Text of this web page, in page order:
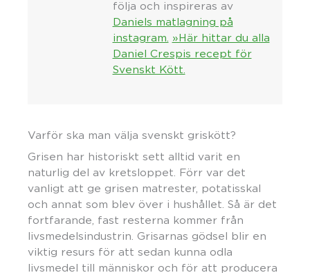
följa och inspireras av
Daniels matlagning på
instagram. »Här hittar du alla
Daniel Crespis recept för
Svenskt Kött.
Varför ska man välja svenskt griskött?
Grisen har historiskt sett alltid varit en
naturlig del av kretsloppet. Förr var det
vanligt att ge grisen matrester, potatisskal
och annat som blev över i hushållet. Så är det
fortfarande, fast resterna kommer från
livsmedelsindustrin. Grisarnas gödsel blir en
viktig resurs för att sedan kunna odla
livsmedel till människor och för att producera